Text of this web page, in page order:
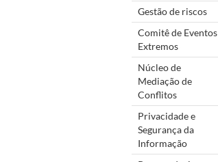
Gestão de riscos
Comitê de Eventos
Extremos
Núcleo de
Mediação de
Conflitos
Privacidade e
Segurança da
Informação